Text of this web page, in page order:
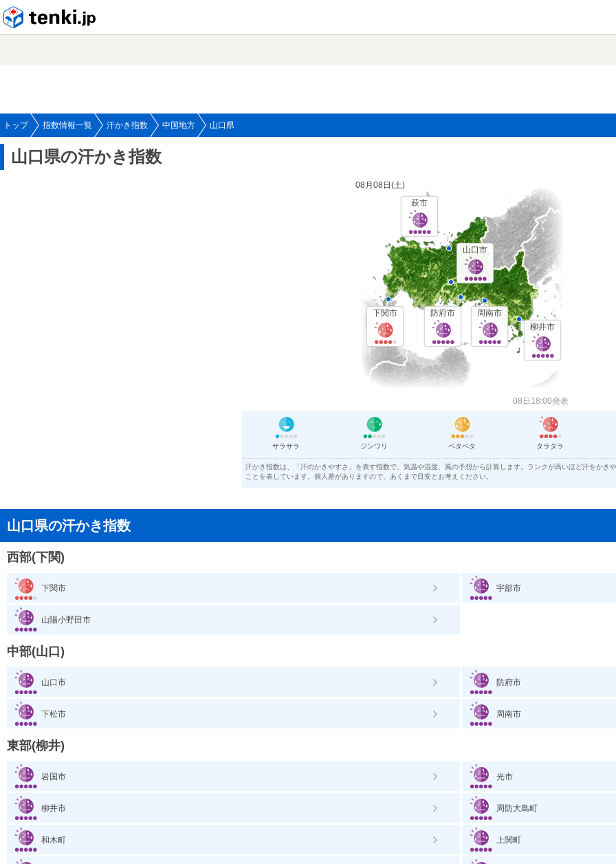
トップ 指数情報一覧 汗かき指数 中国地方 山口県
山口県の汗かき指数
08月08日(土)
下関市
山口市
萩市
柳井市
周南市
防府市
08日18:00発表
サラサラ ジンワリ ベタベタ タラタラ
汗かき指数は、「汗のかきやすさ」を表す指数で、気温や湿度、風の予想から計算します。ランクが高いほど汗をかき
ことを表しています。個人差がありますので、あくまで目安とお考えください。
山口県の汗かき指数
西部(下関)
下関市 宇部市
山陽小野田市
中部(山口)
山口市 防府市
下松市 周南市
東部(柳井)
岩国市 光市
柳井市 周防大島町
和木町 上関町